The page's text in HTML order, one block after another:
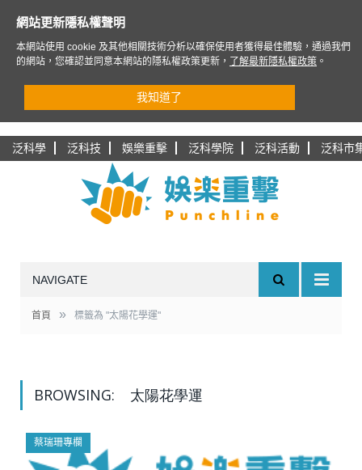
泛科學 泛科技 娛樂重擊 泛科學院 泛科活動 泛科市
NAVIGATE
首頁 » 標籤為 "太陽花學運"
BROWSING: 太陽花學運
蔡瑞珊專欄
網站更新隱私權聲明
本網站使用 cookie 及其他相關技術分析以確保使用者獲得最佳體驗，通過我們
的網站，您確認並同意本網站的隱私權政策更新，
了解最新隱私權政策 。
我知道了